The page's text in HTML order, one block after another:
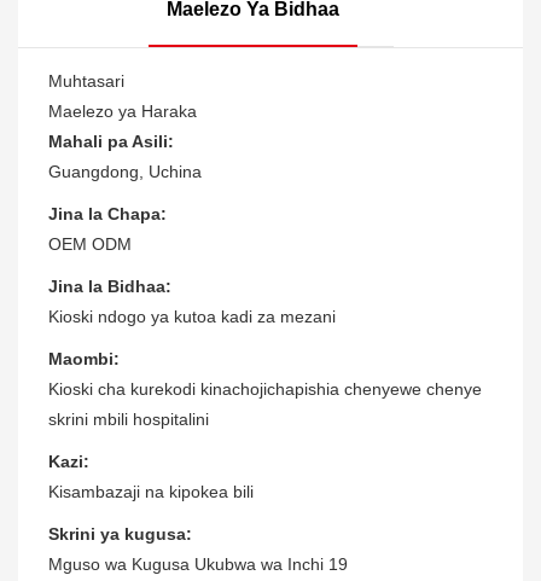
Maelezo Ya Bidhaa
Muhtasari
Maelezo ya Haraka
Mahali pa Asili:
Guangdong, Uchina
Jina la Chapa:
OEM ODM
Jina la Bidhaa:
Kioski ndogo ya kutoa kadi za mezani
Maombi:
Kioski cha kurekodi kinachojichapishia chenyewe chenye
skrini mbili hospitalini
Kazi:
Kisambazaji na kipokea bili
Skrini ya kugusa:
Mguso wa Kugusa Ukubwa wa Inchi 19